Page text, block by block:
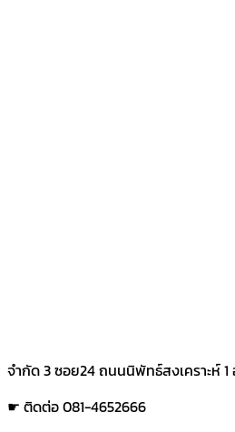
จำกัด 3 ซอย24 ถนนนิพัทธ์สงเคราะห์
☛ ติดต่อ 081-4652666